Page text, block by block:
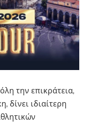
την επικράτεια,
δίνει ιδιαίτερη